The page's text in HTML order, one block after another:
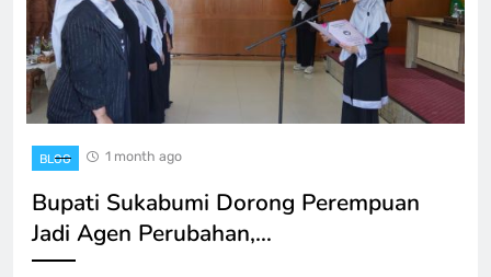
BLOG 1 month ago
Bupati Sukabumi Dorong Perempuan
Jadi Agen Perubahan,…